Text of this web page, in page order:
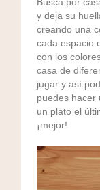
y deja su
creando una
cada espacio
con los
casa de
jugar y así
puedes hacer
un plato el
¡mejor!